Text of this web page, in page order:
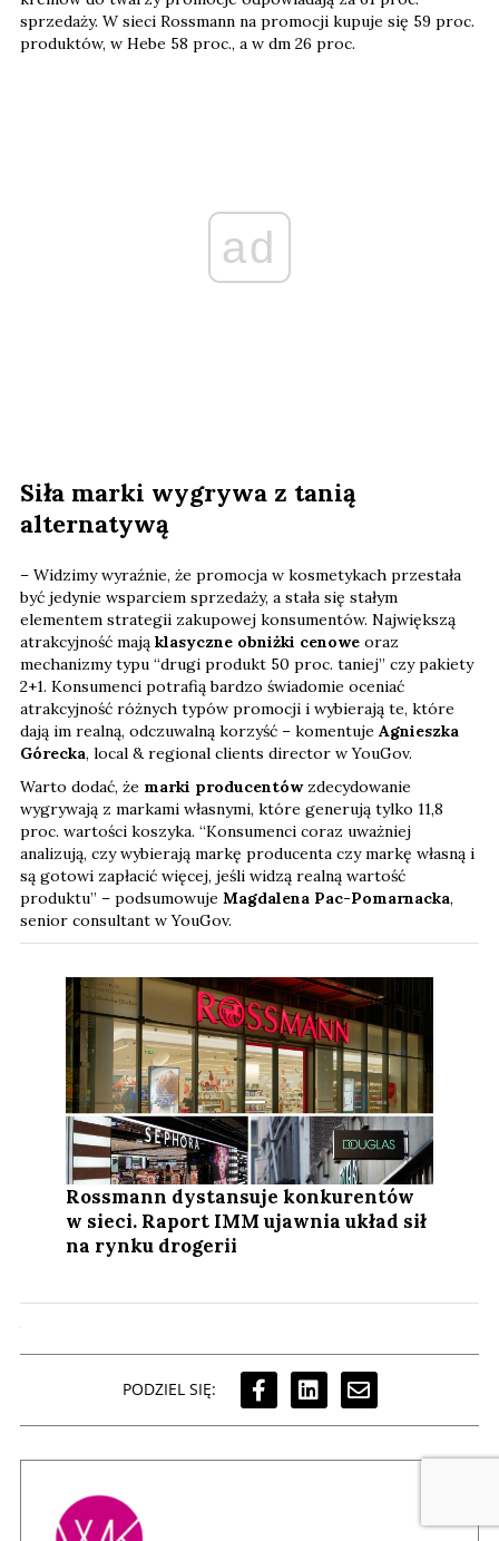
sprzedaży. W sieci Rossmann na promocji kupuje się 59 proc.
produktów, w Hebe 58 proc., a w dm 26 proc.
ad
Siła marki wygrywa z tanią
alternatywą
– Widzimy wyraźnie, że promocja w kosmetykach przestała
być jedynie wsparciem sprzedaży, a stała się stałym
elementem strategii zakupowej konsumentów. Największą
atrakcyjność mają klasyczne obniżki cenowe oraz
mechanizmy typu “drugi produkt 50 proc. taniej” czy pakiety
2+1. Konsumenci potrafią bardzo świadomie oceniać
atrakcyjność różnych typów promocji i wybierają te, które
dają im realną, odczuwalną korzyść – komentuje Agnieszka
Górecka, local & regional clients director w YouGov.
Warto dodać, że marki producentówzdecydowanie
wygrywają z markami własnymi, które generują tylko 11,8
proc. wartości koszyka. “Konsumenci coraz uważniej
analizują, czy wybierają markę producenta czy markę własną i
są gotowi zapłacić więcej, jeśli widzą realną wartość
produktu” – podsumowuje Magdalena Pac-Pomarnacka,
senior consultant w YouGov.
Rossmann dystansuje konkurentów
w sieci. Raport IMM ujawnia układ sił
na rynku drogerii
PODZIEL SIĘ: